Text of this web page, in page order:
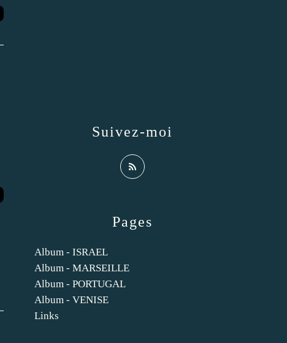
Pages
Album - ISRAEL
Album - MARSEILLE
Album - PORTUGAL
Album - VENISE
Links
Suivez-moi